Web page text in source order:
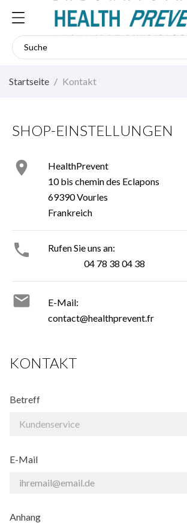
Startseite Kontakt
SHOP-EINSTELLUNGEN

HealthPrevent
10 bis chemin des Eclapons
69390 Vourles
Frankreich

Rufen Sie uns an:
04 78 38 04 38

E-Mail:
contact@healthprevent.fr
KONTAKT
Betreff
E-Mail
Anhang